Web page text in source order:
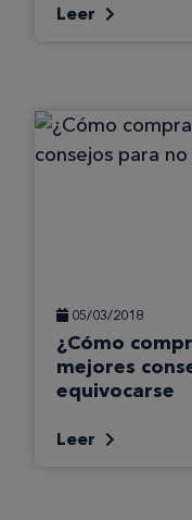
Leer
05/03/2018
¿Cómo
mejores
equivocarse
Leer